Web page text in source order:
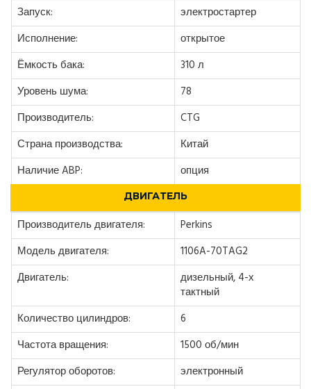
Запуск:
электростартер
Исполнение:
открытое
Ёмкость бака:
310 л
Уровень шума:
78
Производитель:
CTG
Страна производства:
Китай
Наличие ABP:
опция
ДВИГАТЕЛЬ
Производитель двигателя:
Perkins
Модель двигателя:
1106A-70TAG2
Двигатель:
дизельный, 4-х
тактный
Количество цилиндров:
6
Частота вращения:
1500 об/мин
Регулятор оборотов:
электронный